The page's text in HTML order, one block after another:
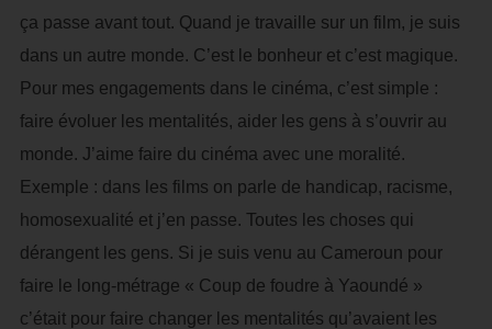
ça passe avant tout. Quand je travaille sur un film, je suis
dans un autre monde. C’est le bonheur et c’est magique.
Pour mes engagements dans le cinéma, c’est simple :
faire évoluer les mentalités, aider les gens à s’ouvrir au
monde. J’aime faire du cinéma avec une moralité.
Exemple : dans les films on parle de handicap, racisme,
homosexualité et j’en passe. Toutes les choses qui
dérangent les gens. Si je suis venu au Cameroun pour
faire le long-métrage « Coup de foudre à Yaoundé »
c’était pour faire changer les mentalités qu’avaient les